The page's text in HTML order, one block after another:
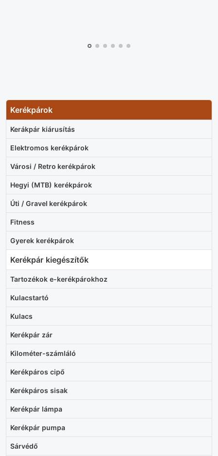
Kerékpárok
Kerákpár kiárusítás
Elektromos kerékpárok
Városi / Retro kerékpárok
Hegyi (MTB) kerékpárok
Úti / Gravel kerékpárok
Fitness
Gyerek kerékpárok
Kerékpár kiegészítők
Tartozékok e-kerékpárokhoz
Kulacstartó
Kulacs
Kerékpár zár
Kilométer-számláló
Kerékpáros cipő
Kerékpáros sisak
Kerékpár lámpa
Kerékpár pumpa
Sárvédő